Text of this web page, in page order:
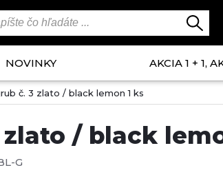
NOVINKY AKCIA 1 + 1,
č. 3 zlato / black lemon 1 ks
/ black
G